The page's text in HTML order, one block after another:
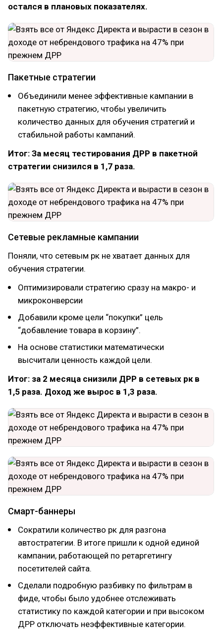
остался в плановых показателях.
Пакетные стратегии
Объединили менее эффективные кампании в
пакетную стратегию, чтобы увеличить
количество данных для обучения стратегий и
стабильной работы кампаний.
Итог: За месяц тестирования ДРР в пакетной
стратегии снизился в 1,7 раза.
Сетевые рекламные кампании
Поняли, что сетевым рк не хватает данных для
обучения стратегии.
Оптимизировали стратегию сразу на макро- и
микроконверсии
Добавили кроме цели “покупки” цель
“добавление товара в корзину”.
На основе статистики математически
высчитали ценность каждой цели.
Итог: за 2 месяца снизили ДРР в сетевых рк в
1,5 раза. Доход же вырос в 1,3 раза.
Смарт-баннеры
Сократили количество рк для разгона
автостратегии. В итоге пришли к одной единой
кампании, работающей по ретаргетингу
посетителей сайта.
Сделали подробную разбивку по фильтрам в
фиде, чтобы было удобнее отслеживать
статистику по каждой категории и при высоком
ДРР отключать неэффективные категории.